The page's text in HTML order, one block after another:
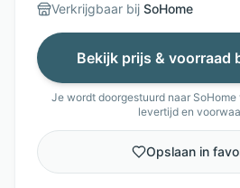
Verkrijgbaar bij SoHome
Bekijk prijs & voorraad
Je wordt doorgestuurd naar SoHome
levertijd en
Opslaan in